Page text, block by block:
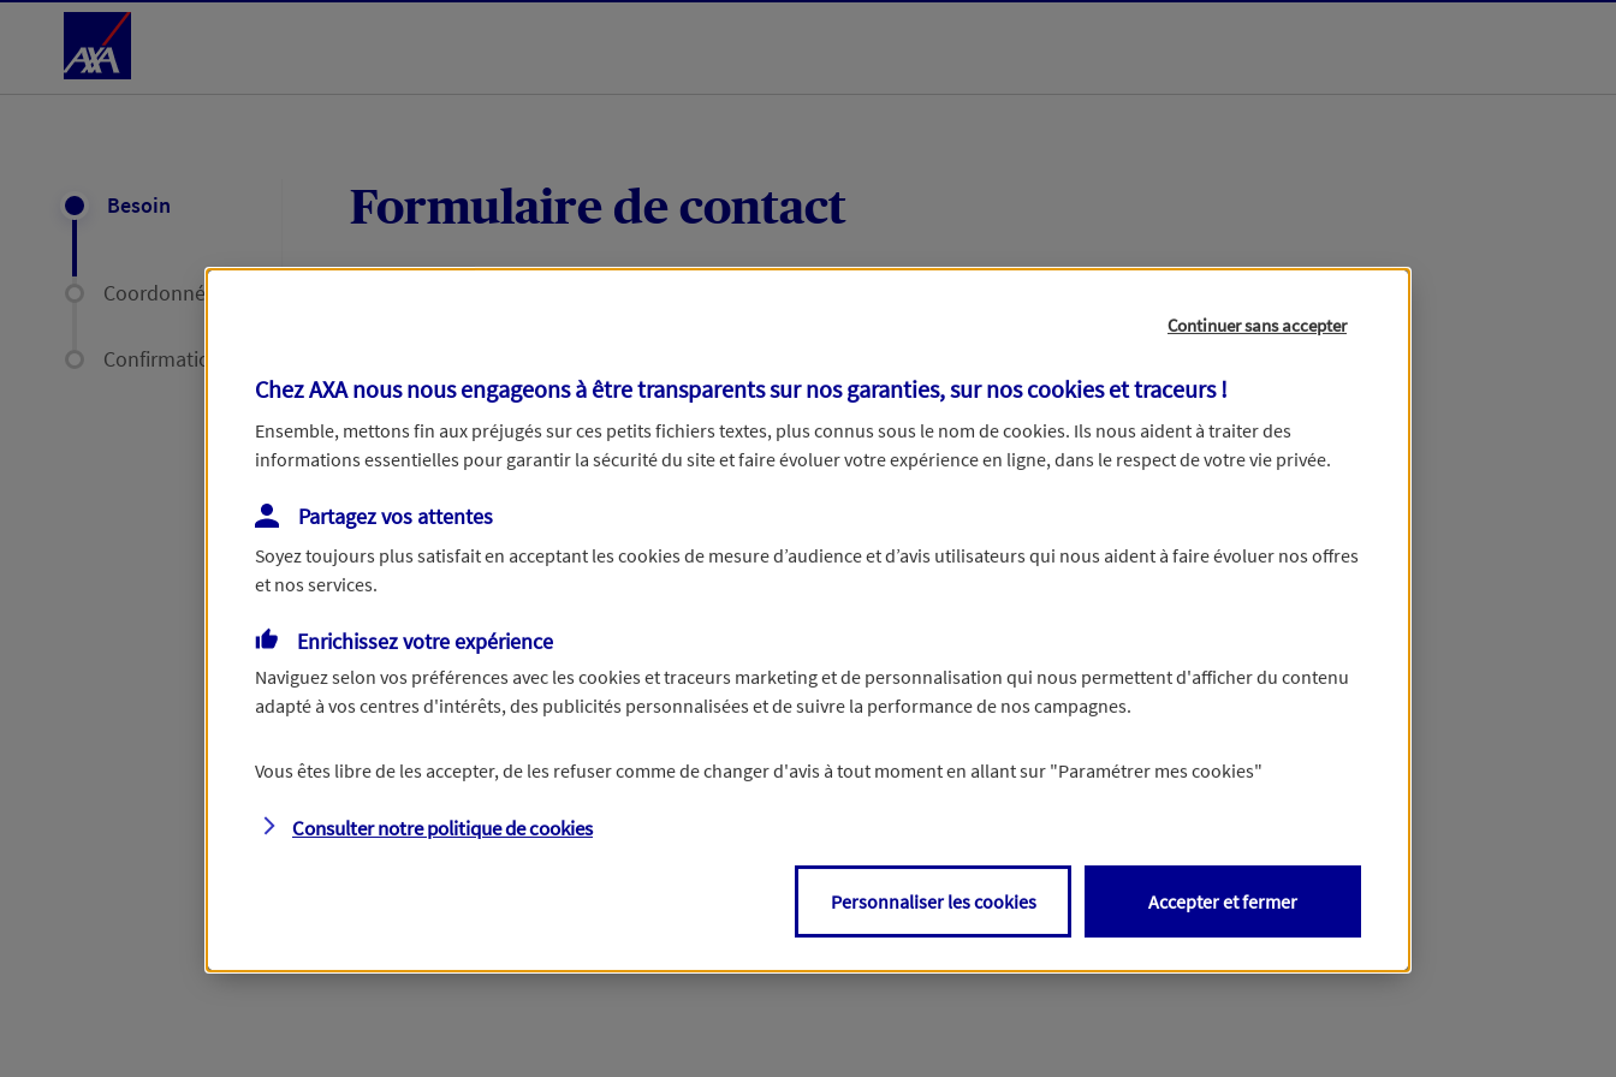
Accéder au Contenu
Besoin
Coordonnées
Confirmation
Formulaire de contact
Votre message :
Vous disposez de droits sur les informations vous concernant. Pour plus d’informations,
Continuer sans accepter
Chez AXA nous nous engageons à être transparents sur nos garanties, sur noscookies et traceurs!
Ensemble, mettons fin aux préjugés sur ces petits fichiers textes, plus connus sous le nom decookies. Ils nous aident à traiter des
informations essentielles pour garantir la sécurité du site et faire évoluer votre expérience en ligne, dans le respect de votre vie privée.
Partagez vos attentes
Soyez toujours plus satisfait en acceptant les cookies de mesure d’audience et d’avis utilisateurs qui nous aident à faire évoluer nos offres
et nos services.
Enrichissez votre expérience
Naviguez selon vos préférences avec les cookies et traceurs marketing et de personnalisation qui nous permettent d'afficher du contenu
adapté à vos centres d'intérêts, des publicités personnalisées et de suivre la performance de nos campagnes.
Vous êtes libre de les accepter, de les refuser comme de changer d'avis à tout moment en allant sur "Paramétrer mes cookies"
Consulter notre politique decookies
Personnaliser les cookies Accepter et fermer